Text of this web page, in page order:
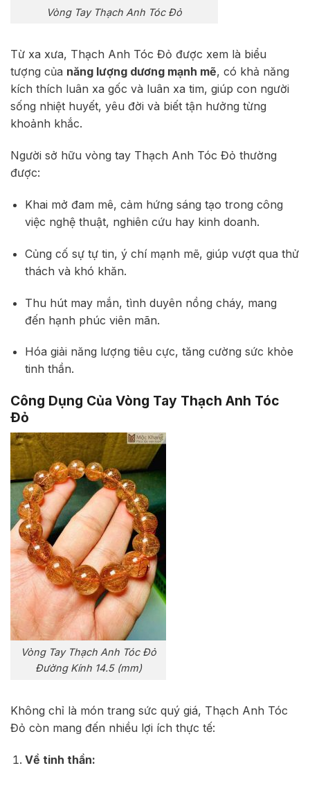
Vòng Tay Thạch Anh Tóc Đỏ
Từ xa xưa, Thạch Anh Tóc Đỏ được xem là biểu
tượng của năng lượng dương mạnh mẽ, có khả năng
kích thích luân xa gốc và luân xa tim, giúp con người
sống nhiệt huyết, yêu đời và biết tận hưởng từng
khoảnh khắc.
Người sở hữu vòng tay Thạch Anh Tóc Đỏ thường
được:
Khai mở đam mê, cảm hứng sáng tạo trong công
việc nghệ thuật, nghiên cứu hay kinh doanh.
Củng cố sự tự tin, ý chí mạnh mẽ, giúp vượt qua thử
thách và khó khăn.
Thu hút may mắn, tình duyên nồng cháy, mang
đến hạnh phúc viên mãn.
Hóa giải năng lượng tiêu cực, tăng cường sức khỏe
tinh thần.
Công Dụng Của Vòng Tay Thạch Anh Tóc
Đỏ
Vòng Tay Thạch Anh Tóc Đỏ
Đường Kính 14.5 (mm)
Không chỉ là món trang sức quý giá, Thạch Anh Tóc
Đỏ còn mang đến nhiều lợi ích thực tế:
Về tinh thần: